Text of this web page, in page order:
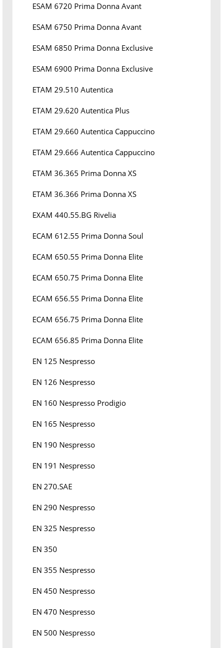
ESAM 6720 Prima Donna Avant
ESAM 6750 Prima Donna Avant
ESAM 6850 Prima Donna Exclusive
ESAM 6900 Prima Donna Exclusive
ETAM 29.510 Autentica
ETAM 29.620 Autentica Plus
ETAM 29.660 Autentica Cappuccino
ETAM 29.666 Autentica Cappuccino
ETAM 36.365 Prima Donna XS
ETAM 36.366 Prima Donna XS
EXAM 440.55.BG Rivelia
ECAM 612.55 Prima Donna Soul
ECAM 650.55 Prima Donna Elite
ECAM 650.75 Prima Donna Elite
ECAM 656.55 Prima Donna Elite
ECAM 656.75 Prima Donna Elite
ECAM 656.85 Prima Donna Elite
EN 125 Nespresso
EN 126 Nespresso
EN 160 Nespresso Prodigio
EN 165 Nespresso
EN 190 Nespresso
EN 191 Nespresso
EN 270.SAE
EN 290 Nespresso
EN 325 Nespresso
EN 350
EN 355 Nespresso
EN 450 Nespresso
EN 470 Nespresso
EN 500 Nespresso